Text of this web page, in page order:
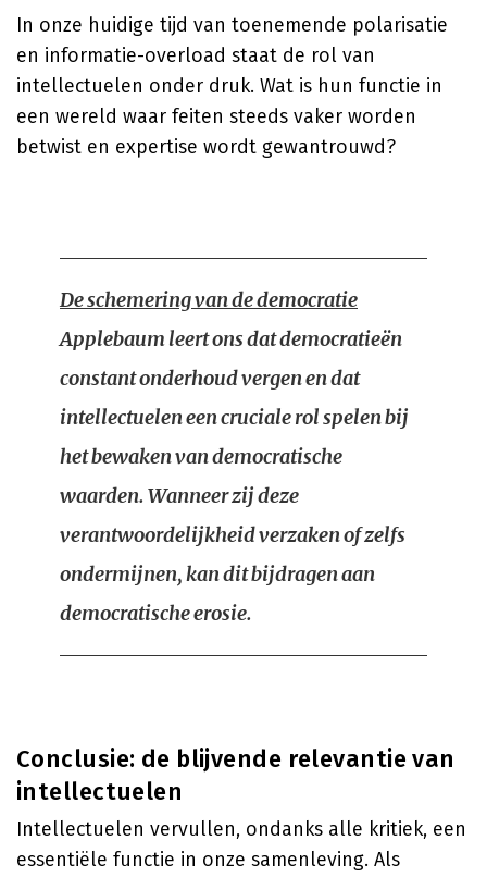
In onze huidige tijd van toenemende polarisatie
en informatie-overload staat de rol van
intellectuelen onder druk. Wat is hun functie in
een wereld waar feiten steeds vaker worden
betwist en expertise wordt gewantrouwd?
De schemering van de democratie
Applebaum leert ons dat democratieën
constant onderhoud vergen en dat
intellectuelen een cruciale rol spelen bij
het bewaken van democratische
waarden. Wanneer zij deze
verantwoordelijkheid verzaken of zelfs
ondermijnen, kan dit bijdragen aan
democratische erosie.
Conclusie: de blijvende relevantie van
intellectuelen
Intellectuelen vervullen, ondanks alle kritiek, een
essentiële functie in onze samenleving. Als